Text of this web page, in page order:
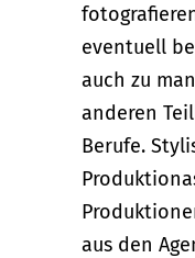
eventuell
auch zu
anderen
Berufe.
aus den